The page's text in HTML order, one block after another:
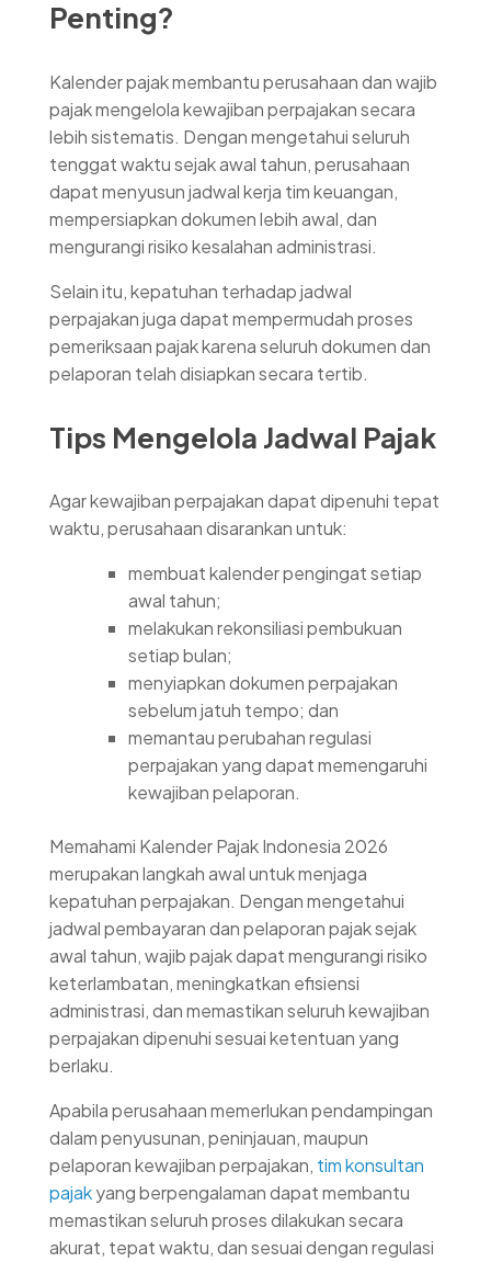
Penting?
Kalender pajak membantu perusahaan dan wajib
pajak mengelola kewajiban perpajakan secara
lebih sistematis. Dengan mengetahui seluruh
tenggat waktu sejak awal tahun, perusahaan
dapat menyusun jadwal kerja tim keuangan,
mempersiapkan dokumen lebih awal, dan
mengurangi risiko kesalahan administrasi.
Selain itu, kepatuhan terhadap jadwal
perpajakan juga dapat mempermudah proses
pemeriksaan pajak karena seluruh dokumen dan
pelaporan telah disiapkan secara tertib.
Tips Mengelola Jadwal Pajak
Agar kewajiban perpajakan dapat dipenuhi tepat
waktu, perusahaan disarankan untuk:
membuat kalender pengingat setiap
awal tahun;
melakukan rekonsiliasi pembukuan
setiap bulan;
menyiapkan dokumen perpajakan
sebelum jatuh tempo; dan
memantau perubahan regulasi
perpajakan yang dapat memengaruhi
kewajiban pelaporan.
Memahami Kalender Pajak Indonesia 2026
merupakan langkah awal untuk menjaga
kepatuhan perpajakan. Dengan mengetahui
jadwal pembayaran dan pelaporan pajak sejak
awal tahun, wajib pajak dapat mengurangi risiko
keterlambatan, meningkatkan efisiensi
administrasi, dan memastikan seluruh kewajiban
perpajakan dipenuhi sesuai ketentuan yang
berlaku.
Apabila perusahaan memerlukan pendampingan
dalam penyusunan, peninjauan, maupun
pelaporan kewajiban perpajakan, tim konsultan
pajakyang berpengalaman dapat membantu
memastikan seluruh proses dilakukan secara
akurat, tepat waktu, dan sesuai dengan regulasi